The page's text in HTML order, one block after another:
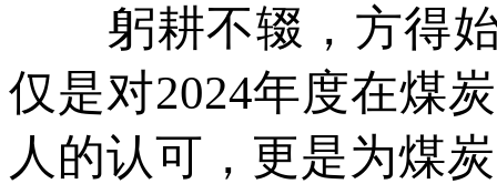
躬耕不辍，方得始
仅是对2024年度在煤
人的认可，更是为煤